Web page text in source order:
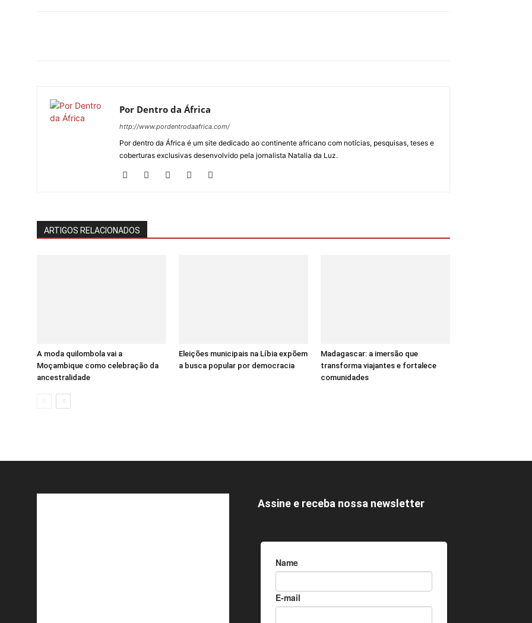
Por Dentro da África
http://www.pordentrodaafrica.com/
Por dentro da África é um site dedicado ao continente africano com notícias, pesquisas, teses e
coberturas exclusivas desenvolvido pela jornalista Natalia da Luz.
ARTIGOS RELACIONADOS
A moda quilombola vai a
Moçambique como celebração da
ancestralidade
Eleições municipais na Líbia expõem
a busca popular por democracia
Madagascar: a imersão que
transforma viajantes e fortalece
comunidades
Assine e receba nossa newsletter